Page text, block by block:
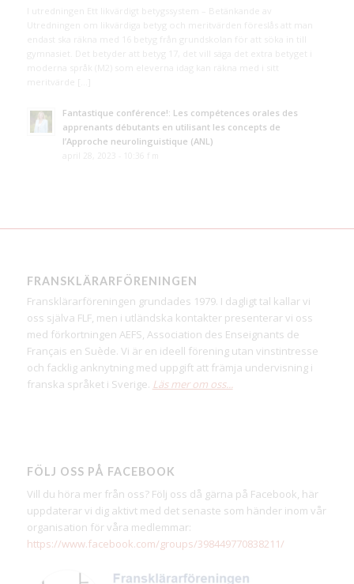
I utredningen Ett likvärdigt betygssystem – Betänkande av
Utredningen om likvärdiga betyg och meritvärden föreslås att man
endast ska räkna med 16 betyg från grundskolan för att söka in till
gymnasiet. Det betyder att betyg 17, det vill säga det extra betyget i
moderna språk (M2) som eleverna idag kan räkna med i sitt
meritvärde […]
Fantastique conférence!: Les compétences orales des
apprenants débutants en utilisant les concepts de
l’Approche neurolinguistique (ANL)
april 28, 2023 - 10:36 f m
FRANSKLÄRARFÖRENINGEN
Fransklärarföreningen grundades 1979. I dagligt tal kallar vi
oss själva FLF, men i utländska kontakter presenterar vi oss
med förkortningen AEFS, Association des Enseignants de
Français en Suède. Vi är en ideell förening utan vinstintresse
och facklig anknytning med uppgift att främja undervisning i
franska språket i Sverige. Läs mer om oss...
FÖLJ OSS PÅ FACEBOOK
Vill du höra mer från oss? Följ oss då gärna på Facebook, här
uppdaterar vi dig aktivt med det senaste som händer inom vår
organisation för våra medlemmar:
https://www.facebook.com/groups/398449770838211/